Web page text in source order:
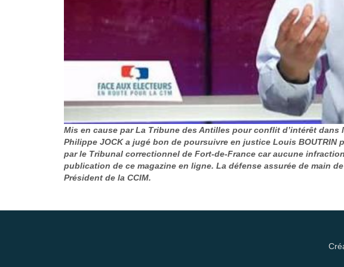
Mis en cause par La Tribune des Antilles pour conflit d’intérêt
Philippe JOCK a jugé bon de poursuivre en justice Louis
par le Tribunal correctionnel de Fort-de-France car aucune
publication de ce magazine en ligne. La défense assurée de main
Président de la CCIM.